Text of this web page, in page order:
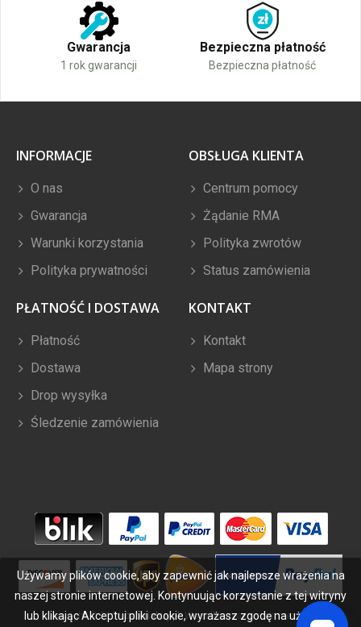
Gwarancja
1 rok gwarancji
Bezpieczna płatność
Bezpieczna płatność
INFORMACJE
O nas
Gwarancja
Warunki korzystania
Polityka prywatności
OBSŁUGA KLIENTA
Centrum pomocy
Żądanie RMA
Polityka zwrotów
Status zamówienia
PŁATNOŚĆ I DOSTAWA
Płatność
Dostawa
Drop wysyłka
Śledzenie zamówienia
KONTAKT
Kontakt
Mapa strony
Copyright ©2026 bateriabuy.pl. Wszelkie prawa zastrzeżone.
Używamy plików cookie, aby zapewnić jak najlepsze wrażenia na
naszej stronie internetowej. Kontynuując korzystanie z tej witryny
lub klikając Akceptuj pliki cookie, wyrażasz zgodę na używanie